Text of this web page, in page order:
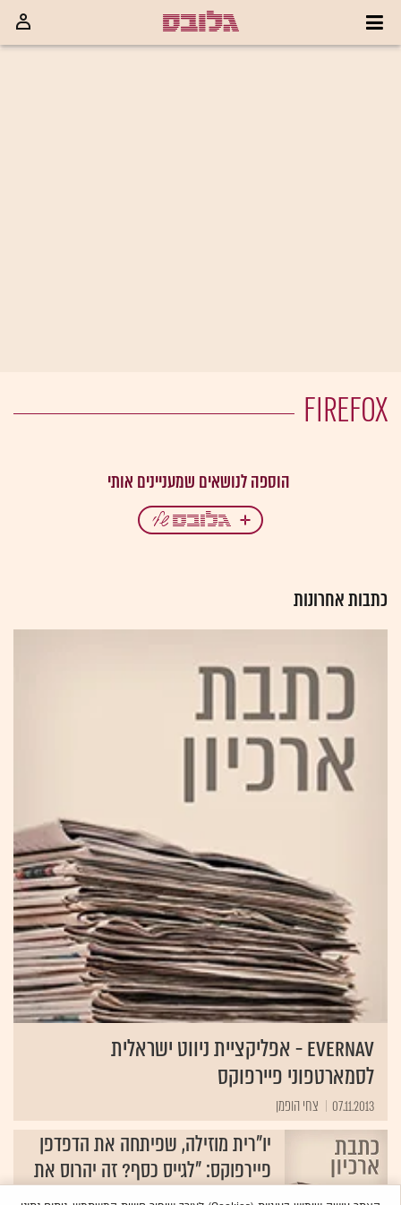
FIREFOX
כתבות אחרונות
EverNav - אפליקציית ניווט ישראלית
לסמארטפוני פיירפוקס
07.11.2013 צחי הופמן
יו"רית מוזילה, שפיתחה את הדפדפן
פיירפוקס: "לגייס כסף? זה יהרוס את
החברה"